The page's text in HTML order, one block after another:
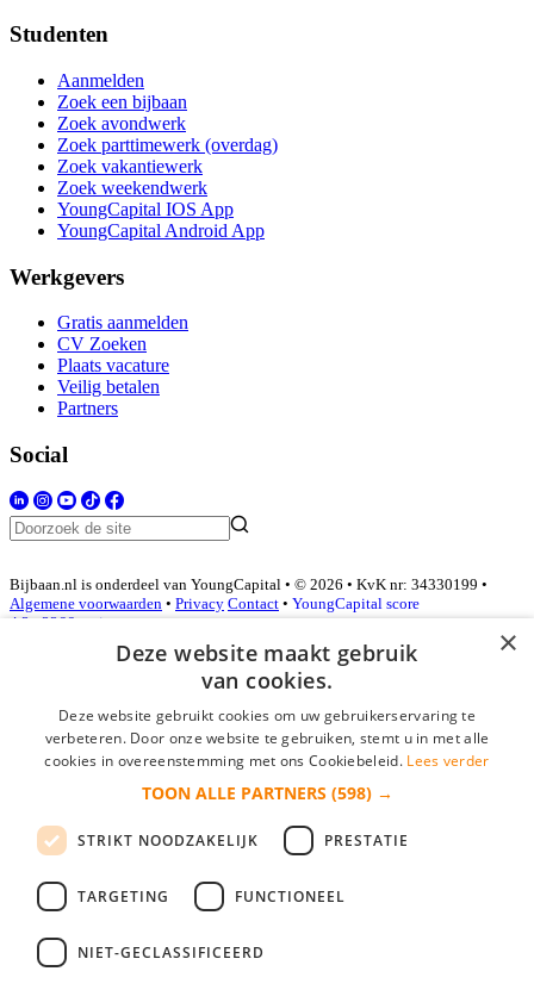
Studenten
Aanmelden
Zoek een bijbaan
Zoek avondwerk
Zoek parttimewerk (overdag)
Zoek vakantiewerk
Zoek weekendwerk
YoungCapital IOS App
YoungCapital Android App
Werkgevers
Gratis aanmelden
CV Zoeken
Plaats vacature
Veilig betalen
Partners
Social
Bijbaan.nl is onderdeel van YoungCapital • © 2026 • KvK nr: 34330199 •
Algemene voorwaarden • Privacy Contact • YoungCapital score
4.3 - 3366 reviews
Inloggen als bedrijf
*
login gegevens onthouden
login
Bedrijf aanmelden
×
Deze website maakt gebruik
van cookies.
Deze website gebruikt cookies om uw gebruikerservaring te
verbeteren. Door onze website te gebruiken, stemt u in met alle
cookies in overeenstemming met ons Cookiebeleid. Lees verder
TOON ALLE PARTNERS (598) →
STRIKT NOODZAKELIJK PRESTATIE
TARGETING FUNCTIONEEL
NIET-GECLASSIFICEERD